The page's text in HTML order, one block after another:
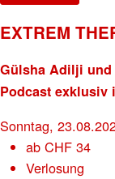
EXTREM
Gülsha Adilji und
Podcast exklusiv
Sonntag,
abCHF 34
Verlosung